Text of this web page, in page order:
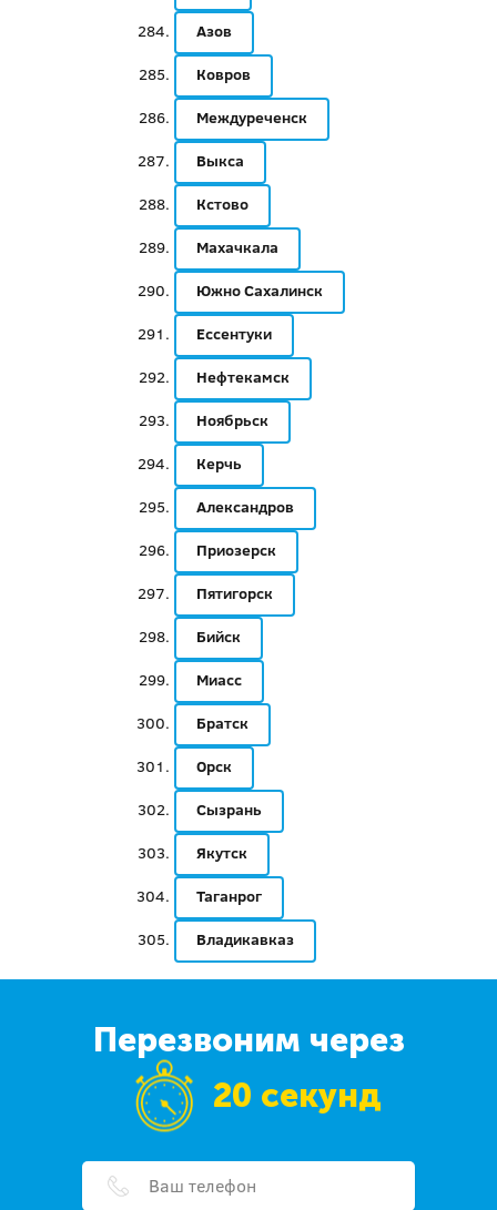
Азов
Ковров
Междуреченск
Выкса
Кстово
Махачкала
Южно Сахалинск
Ессентуки
Нефтекамск
Ноябрьск
Керчь
Александров
Приозерск
Пятигорск
Бийск
Миасс
Братск
Орск
Сызрань
Якутск
Таганрог
Владикавказ
Перезвоним через
20 секунд